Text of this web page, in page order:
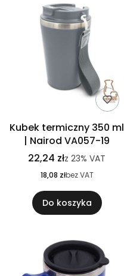
Kubek termiczny 350 ml
| Nairod VA057-19
22,24 złz 23% VAT
18,08 złbez VAT
Do koszyka